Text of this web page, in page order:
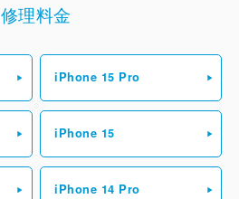
修理料金
iPhone 15 Pro
iPhone 15
iPhone 14 Pro